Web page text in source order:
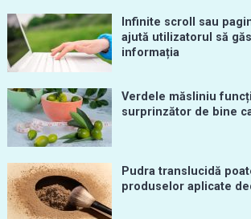
Infinite scroll sau
ajută utilizatorul să
informația
Verdele măsliniu
surprinzător de bine
Pudra translucidă
produselor aplicate